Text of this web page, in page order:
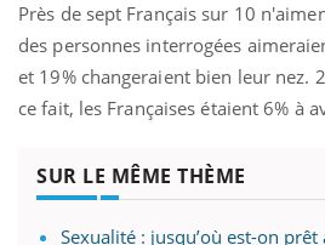
Près de sept Français sur 10
des personnes interrogées
et 19% changeraient bien leur nez.
ce fait, les Françaises étaient 6% à
SUR LE MÊME THÈME
Sexualité : jusqu’où est-on